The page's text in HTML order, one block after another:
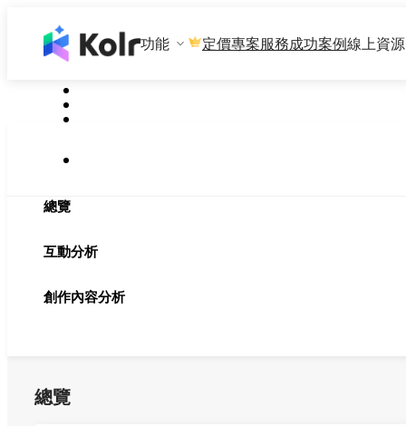
功能 定價專案服務成功案例線上資源
總覽
互動分析
創作內容分析
總覽